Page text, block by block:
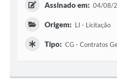
Assinado em: 04/08/
Origem: LI - Licitação
Tipo: CG - Contratos